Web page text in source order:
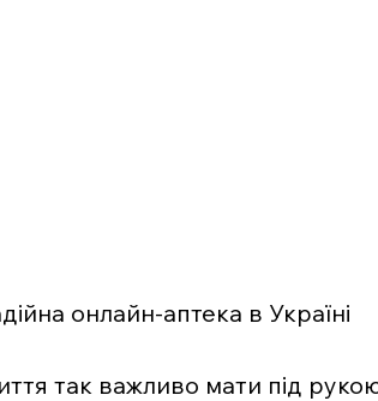
онлайн-аптека в Україні
так важливо мати під